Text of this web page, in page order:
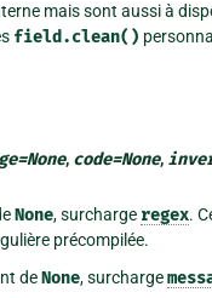
mais sont aussi à
field.clean()
=None, code=None,
None, surcharge regex.
précompilée.
deNone, surcharge